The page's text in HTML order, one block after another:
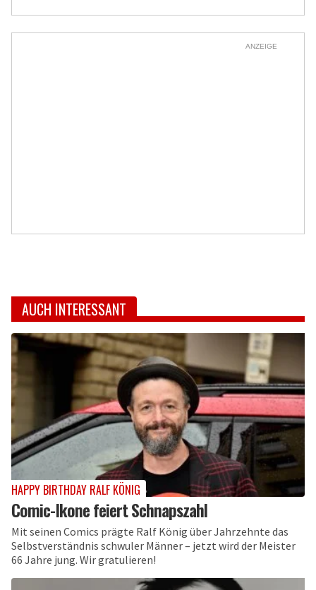
ANZEIGE
AUCH INTERESSANT
HAPPY BIRTHDAY RALF KÖNIG
Comic-Ikone feiert Schnapszahl
Mit seinen Comics prägte Ralf König über Jahrzehnte das
Selbstverständnis schwuler Männer – jetzt wird der Meister
66 Jahre jung. Wir gratulieren!